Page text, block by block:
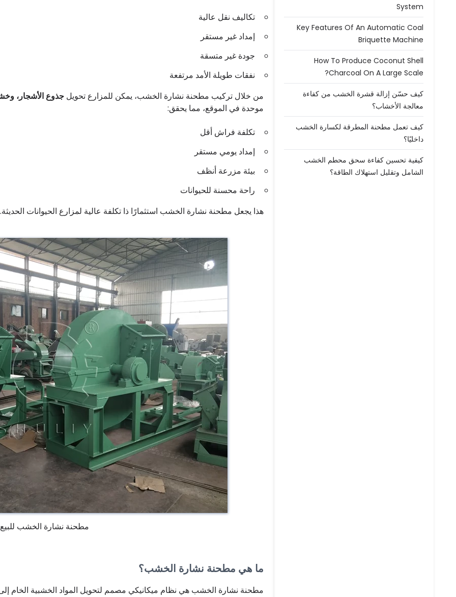
System
Key Features Of An Automatic Coal
Briquette Machine
How To Produce Coconut Shell
Charcoal On A Large Scale?
كيف حسّن إزالة قشرة الخشب من كفاءة
معالجة الأخشاب؟
كيف تعمل مطحنة المطرقة لكسارة الخشب
داخليًا؟
كيفية تحسين كفاءة سحق محطم الخشب
الشامل وتقليل استهلاك الطاقة؟
تكاليف نقل عالية
إمداد غير مستقر
جودة غير متسقة
نفقات طويلة الأمد مرتفعة
من خلال تركيب مطحنة نشارة الخشب، يمكن للمزارع تحويل جذوع الأشجار،
موحدة في الموقع، مما يحقق:
تكلفة فراش أقل
إمداد يومي مستقر
بيئة مزرعة أنظف
راحة محسنة للحيوانات
هذا يجعل مطحنة نشارة الخشب استثمارًا ذا تكلفة عالية لمزارع الحيوانات الحديثة.
مطحنة نشارة الخشب للبيع
ما هي مطحنة نشارة الخشب؟
مطحنة نشارة الخشب هي نظام ميكانيكي مصمم لتحويل المواد الخشبية الخام